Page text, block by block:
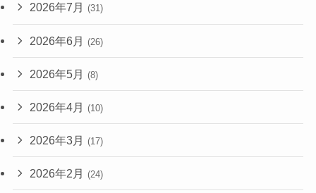
2026年7月 (31)
2026年6月 (26)
2026年5月 (8)
2026年4月 (10)
2026年3月 (17)
2026年2月 (24)